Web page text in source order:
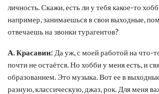
личность. Скажи, есть ли у тебя какое-то
например, занимаешься в свои выходные,
отвечаешь на звонки турагентов?
А. Красавин: Да уж, с моей работой на что-
почти не остаётся. Но хобби у меня есть, и
образованием. Это музыка. Вот ее в
разную, классическую, джаз, рок. Для меня